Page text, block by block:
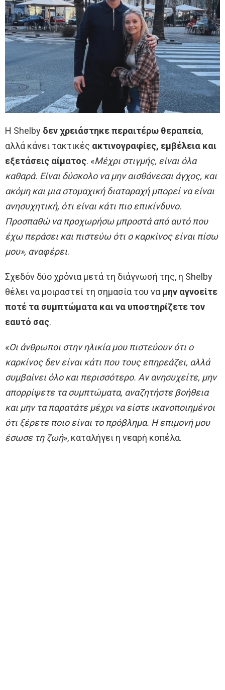
Η Shelby δεν χρειάστηκε περαιτέρω θεραπεία,
αλλά κάνει τακτικές ακτινογραφίες, εμβέλεια και
εξετάσεις αίματος. «Μέχρι στιγμής, είναι όλα
καθαρά. Είναι δύσκολο να μην αισθάνεσαι άγχος, και
ακόμη και μια στομαχική διαταραχή μπορεί να είναι
ανησυχητική, ότι είναι κάτι πιο επικίνδυνο.
Προσπαθώ να προχωρήσω μπροστά από αυτό που
έχω περάσει και πιστεύω ότι ο καρκίνος είναι πίσω
μου», αναφέρει.
Σχεδόν δύο χρόνια μετά τη διάγνωσή της, η Shelby
θέλει να μοιραστεί τη σημασία του ναμην αγνοείτε
ποτέ τα συμπτώματα και να υποστηρίζετε τον
εαυτό σας.
«Οι άνθρωποι στην ηλικία μου πιστεύουν ότι ο
καρκίνος δεν είναι κάτι που τους επηρεάζει, αλλά
συμβαίνει όλο και περισσότερο. Αν ανησυχείτε, μην
απορρίψετε τα συμπτώματα, αναζητήστε βοήθεια
και μην τα παρατάτε μέχρι να είστε ικανοποιημένοι
ότι ξέρετε ποιο είναι το πρόβλημα. Η επιμονή μου
έσωσε τη ζωή», καταλήγει η νεαρή κοπέλα.